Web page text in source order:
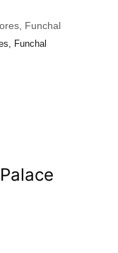
Funchal